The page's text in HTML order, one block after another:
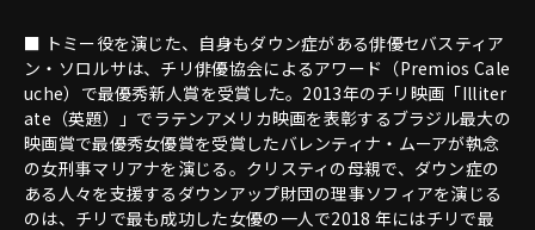
■ トミー役を演じた、自身もダウン症がある俳優セバスティア
ン・ソロルサは、チリ俳優協会によるアワード（Premios Cale
uche）で最優秀新人賞を受賞した。2013年のチリ映画「Illiter
ate（英題）」でラテンアメリカ映画を表彰するブラジル最大の
映画賞で最優秀女優賞を受賞したバレンティナ・ムーアが執念
の女刑事マリアナを演じる。クリスティの母親で、ダウン症の
ある人々を支援するダウンアップ財団の理事ソフィアを演じる
のは、チリで最も成功した女優の一人で2018 年にはチリで最